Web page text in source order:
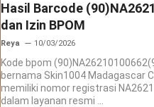
Hasil Barcode
dan Izin BPOM
Reya 10/03/2026
Kode bpom
bernama Skin1004 Madagascar
memiliki nomor registrasi
dalam layanan resmi ...